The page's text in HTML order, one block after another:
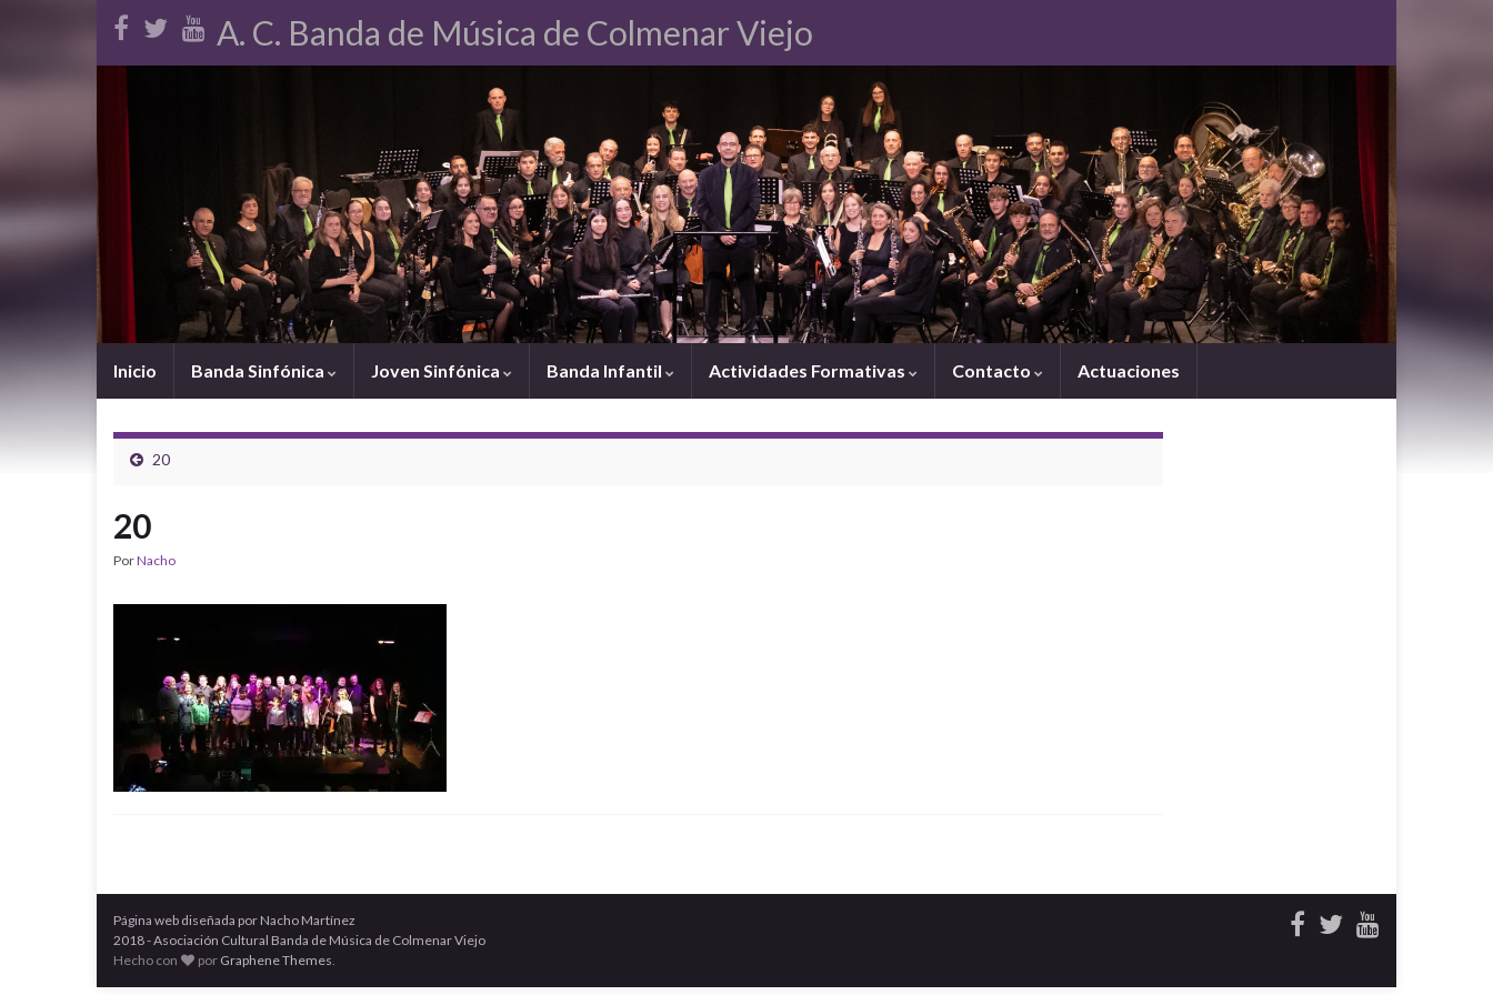
A. C. Banda de Música de Colmenar Viejo
Inicio Banda Sinfónica Joven Sinfónica Banda Infantil Actividades Formativas Contacto Actuaciones
20
20
PorNacho
Página web diseñada por Nacho Martínez
2018 - Asociación Cultural Banda de Música de Colmenar Viejo
Hecho con
por Graphene Themes.